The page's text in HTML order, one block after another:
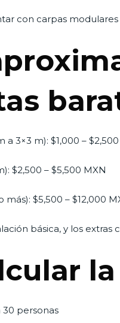
con carpas modulares
3×3 m): $1,000 –
$2,500 – $5,500 MXN
$5,500 – $12,000
básica, y los
30 personas